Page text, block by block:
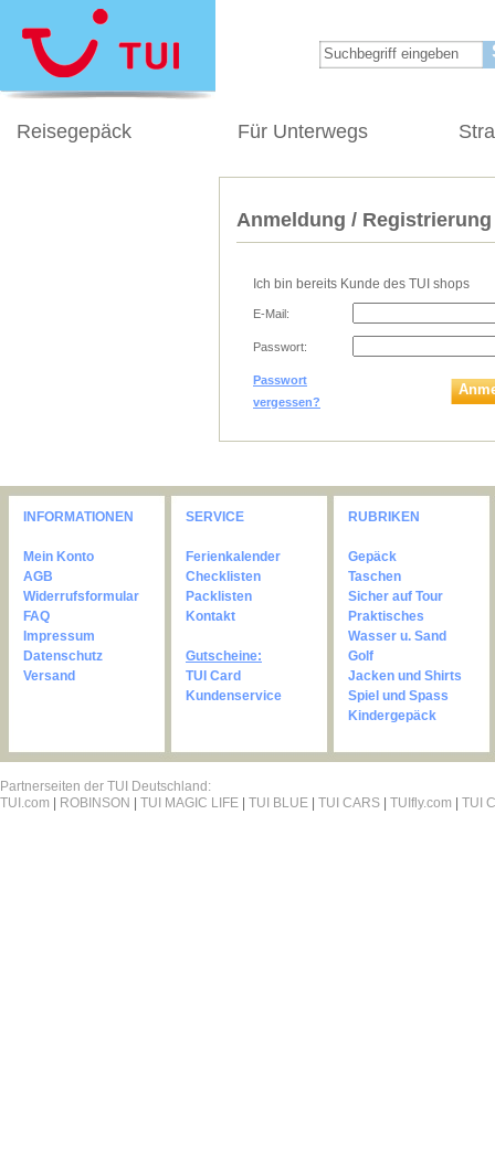
Reisegepäck Für Unterwegs
Anmeldung / Registrierung
Ich bin bereits Kunde des TUI shops
E-Mail:
Passwort:
Passwort
vergessen?
INFORMATIONEN
Mein Konto
AGB
Widerrufsformular
FAQ
Impressum
Datenschutz
Versand
SERVICE
Ferienkalender
Checklisten
Packlisten
Kontakt
Gutscheine:
TUI Card
Kundenservice
RUBRIKEN
Gepäck
Taschen
Sicher auf Tour
Praktisches
Wasser u. Sand
Golf
Jacken und Shirts
Spiel und Spass
Kindergepäck
Partnerseiten der TUI Deutschland:
TUI.com
ROBINSON TUI MAGIC LIFE TUI BLUE TUI CARS TUIfly.com TUI